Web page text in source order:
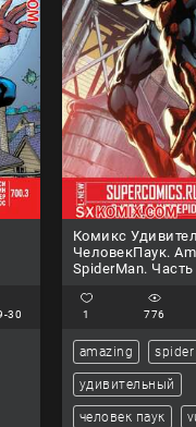
30
Комикс
ЧеловекПаук.
SpiderMan. Часть
1 776
amazing spider
удивительный
человек паук